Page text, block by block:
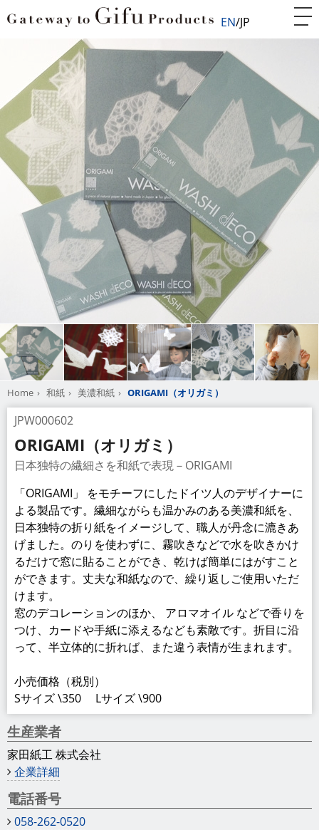
EN JP
Home 和紙 美濃和紙 ORIGAMI（オリガミ）
JPW000602
ORIGAMI（オリガミ）
日本独特の繊細さを和紙で表現－ORIGAMI
「ORIGAMI」 をモチーフにしたドイツ人のデザイナーに
よる製品です。繊細ながらも温かみのある美濃和紙を、
日本独特の折り紙をイメージして、職人が丹念に漉きあ
げました。のりを使わずに、霧吹きなどで水を吹きかけ
るだけで窓に貼ることができ、乾けば簡単にはがすこと
ができます。丈夫な和紙なので、繰り返しご使用いただ
けます。
窓のデコレーションのほか、 アロマオイル などで香りを
つけ、カードや手紙に添えるなども素敵です。折目に沿
って、半立体的に折れば、また違う表情が生まれます。
小売価格（税別）
Sサイズ \350 Lサイズ \900
生産業者
家田紙工 株式会社
企業詳細
電話番号
058-262-0520